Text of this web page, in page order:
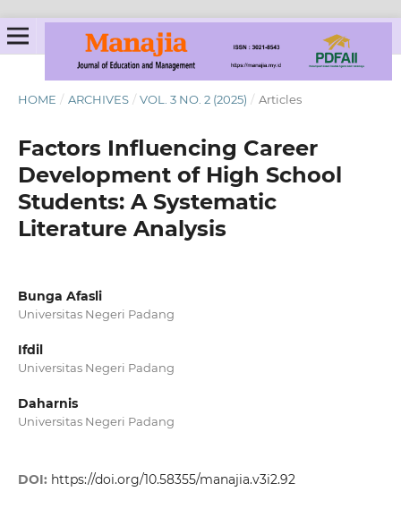
HOME / ARCHIVES / VOL. 3 NO. 2 (2025) / Articles
Factors Influencing Career
Development of High School
Students: A Systematic
Literature Analysis
Bunga Afasli
Universitas Negeri Padang
Ifdil
Universitas Negeri Padang
Daharnis
Universitas Negeri Padang
DOI: https://doi.org/10.58355/manajia.v3i2.92